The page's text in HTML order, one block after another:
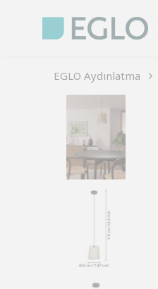
EGLO Aydınlatma